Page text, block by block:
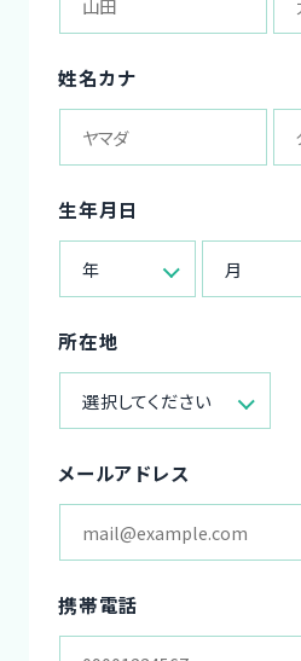
姓名カナ
生年月日
年 月
所在地
選択してください
メールアドレス
携帯電話